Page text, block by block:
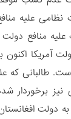
علیه
منافع دولت
آمریکا اکنون
طالبانی که
برخوردار
دولت